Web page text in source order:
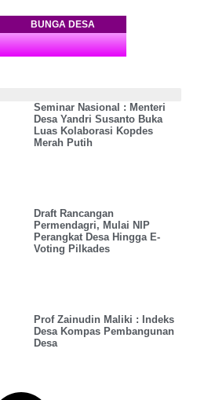
BUNGA DESA
Seminar Nasional : Menteri
Desa Yandri Susanto Buka
Luas Kolaborasi Kopdes
Merah Putih
Draft Rancangan
Permendagri, Mulai NIP
Perangkat Desa Hingga E-
Voting Pilkades
Prof Zainudin Maliki : Indeks
Desa Kompas Pembangunan
Desa